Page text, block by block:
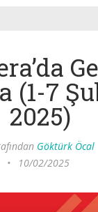
(1-7
2025)
Göktürk Öcal
•
10/02/2025